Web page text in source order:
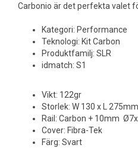
Carbonio är det perfekta valet
Kategori: Performance
Teknologi: Kit Carbon
Produktfamilj: SLR
idmatch: S1
Vikt: 122gr
Storlek: W 130 x L 275mm
Rail: Carbon + 10mm
Cover: Fibra-Tek
Färg: Svart